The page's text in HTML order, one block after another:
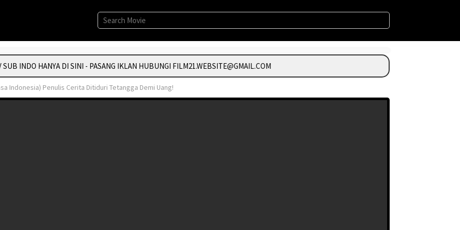
INDO HANYA DI SINI - PASANG IKLAN HUBUNGI FILM21.WEBSITE@GMAIL.COM
Indonesia) Penulis Cerita Ditiduri Tetangga Demi Uang!